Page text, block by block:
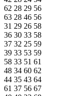
62 28 29 56
63 28 46 56
31 29 26 58
36 30 33 58
37 32 25 59
39 33 53 59
58 33 51 61
48 34 60 62
44 35 43 64
61 37 56 67